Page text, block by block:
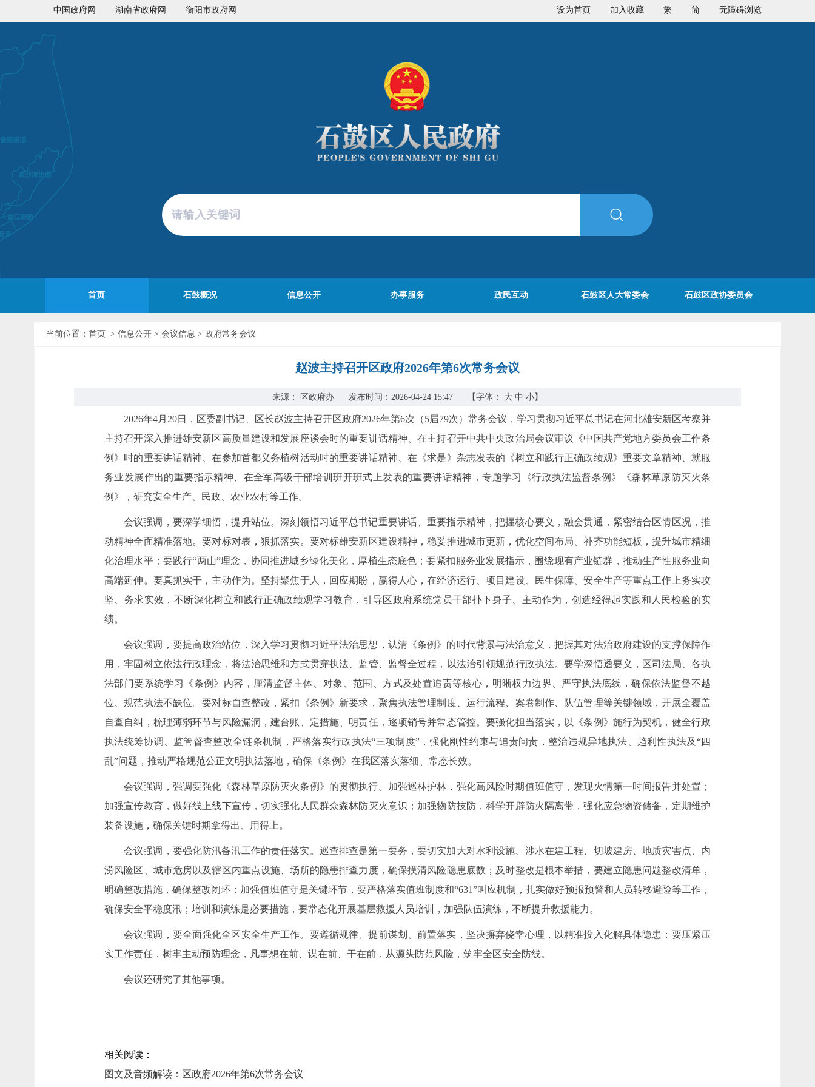
中国政府网 湖南省政府网 衡阳市政府网 设为首页 加入收藏 繁 简 无障碍浏览
首页 石鼓概况 信息公开 办事服务 政民互动 石鼓区人大常委会 石鼓区政协委员会
当前位置： 首页 > 信息公开 > 会议信息 > 政府常务会议
赵波主持召开区政府2026年第6次常务会议
来源： 区政府办 发布时间：2026-04-24 15:47 【字体： 大 中 小】
2026年4月20日，区委副书记、区长赵波主持召开区政府2026年第6次（5届79次）常务会议，学习贯彻习近平总书记在河北雄安新区考察并
主持召开深入推进雄安新区高质量建设和发展座谈会时的重要讲话精神、在主持召开中共中央政治局会议审议《中国共产党地方委员会工作条
例》时的重要讲话精神、在参加首都义务植树活动时的重要讲话精神、在《求是》杂志发表的《树立和践行正确政绩观》重要文章精神、就服
务业发展作出的重要指示精神、在全军高级干部培训班开班式上发表的重要讲话精神，专题学习《行政执法监督条例》《森林草原防灭火条
例》，研究安全生产、民政、农业农村等工作。
会议强调，要深学细悟，提升站位。深刻领悟习近平总书记重要讲话、重要指示精神，把握核心要义，融会贯通，紧密结合区情区况，推
动精神全面精准落地。要对标对表，狠抓落实。要对标雄安新区建设精神，稳妥推进城市更新，优化空间布局、补齐功能短板，提升城市精细
化治理水平；要践行“两山”理念，协同推进城乡绿化美化，厚植生态底色；要紧扣服务业发展指示，围绕现有产业链群，推动生产性服务业向
高端延伸。要真抓实干，主动作为。坚持聚焦于人，回应期盼，赢得人心，在经济运行、项目建设、民生保障、安全生产等重点工作上务实攻
坚、务求实效，不断深化树立和践行正确政绩观学习教育，引导区政府系统党员干部扑下身子、主动作为，创造经得起实践和人民检验的实
绩。
会议强调，要提高政治站位，深入学习贯彻习近平法治思想，认清《条例》的时代背景与法治意义，把握其对法治政府建设的支撑保障作
用，牢固树立依法行政理念，将法治思维和方式贯穿执法、监管、监督全过程，以法治引领规范行政执法。要学深悟透要义，区司法局、各执
法部门要系统学习《条例》内容，厘清监督主体、对象、范围、方式及处置追责等核心，明晰权力边界、严守执法底线，确保依法监督不越
位、规范执法不缺位。要对标自查整改，紧扣《条例》新要求，聚焦执法管理制度、运行流程、案卷制作、队伍管理等关键领域，开展全覆盖
自查自纠，梳理薄弱环节与风险漏洞，建台账、定措施、明责任，逐项销号并常态管控。要强化担当落实，以《条例》施行为契机，健全行政
执法统筹协调、监管督查整改全链条机制，严格落实行政执法“三项制度”，强化刚性约束与追责问责，整治违规异地执法、趋利性执法及“四
乱”问题，推动严格规范公正文明执法落地，确保《条例》在我区落实落细、常态长效。
会议强调，强调要强化《森林草原防灭火条例》的贯彻执行。加强巡林护林，强化高风险时期值班值守，发现火情第一时间报告并处置；
加强宣传教育，做好线上线下宣传，切实强化人民群众森林防灭火意识；加强物防技防，科学开辟防火隔离带，强化应急物资储备，定期维护
装备设施，确保关键时期拿得出、用得上。
会议强调，要强化防汛备汛工作的责任落实。巡查排查是第一要务，要切实加大对水利设施、涉水在建工程、切坡建房、地质灾害点、内
涝风险区、城市危房以及辖区内重点设施、场所的隐患排查力度，确保摸清风险隐患底数；及时整改是根本举措，要建立隐患问题整改清单，
明确整改措施，确保整改闭环；加强值班值守是关键环节，要严格落实值班制度和“631”叫应机制，扎实做好预报预警和人员转移避险等工作，
确保安全平稳度汛；培训和演练是必要措施，要常态化开展基层救援人员培训，加强队伍演练，不断提升救援能力。
会议强调，要全面强化全区安全生产工作。要遵循规律、提前谋划、前置落实，坚决摒弃侥幸心理，以精准投入化解具体隐患；要压紧压
实工作责任，树牢主动预防理念，凡事想在前、谋在前、干在前，从源头防范风险，筑牢全区安全防线。
会议还研究了其他事项。
相关阅读：
图文及音频解读：区政府2026年第6次常务会议